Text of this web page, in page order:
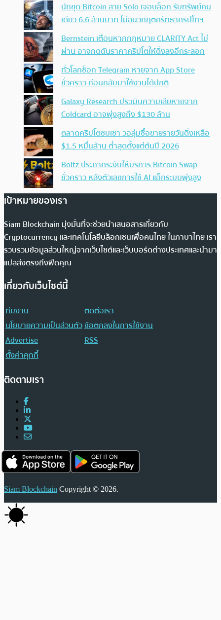
นักขุด Bitcoin สาย Solo เจอบล็อก รับทรัพย์คน
เดียว 6.6 ล้านบาท ไม่สนวิกฤตศรัทธาคริปโทฯ
Bernstein เตือนหากกฎหมาย CLARITY Act ไม่
ผ่าน อาจกดดันราคาคริปโตให้ดิ่งลงอีกระลอก
ทั่วโลกช็อก Telegram หายจาก App Store
ชั่วคราว ก่อนกลับมาใช้งานได้ปกติ
Galaxy Research ประเมินความเสียหายจาก
Coldcard อาจพุ่งสูงถึง $130 ล้าน
ตลาดคริปโตซบเซา วอลุ่มซื้อขายรายวันดิ่งเหลือ
$1.5 หมื่นล้าน ต่ำสุดตั้งแต่ต้นปี 2026
Boltz ประกาศระงับให้บริการ Bitcoin Swap
ชั่วคราว หลังตัวเลขการใช้ AI แฮ็กระบบพุ่งสูง
เป้าหมายของเรา
Siam Blockchain มุ่งมั่นที่จะช่วยนำเสนอสารเกี่ยวกับ
Cryptocurrency และเทคโนโลยีบล็อกเชนเพื่อคนไทย ในภาษาไทย เรา
รวบรวมข้อมูลส่วนใหญ่จากเว็บไซต์และเว็บบอร์ดต่างประเทศและนำมา
แปลส่งตรงถึงฟีดคุณ
เกี่ยวกับเว็บไซต์นี้
ทีมงาน
ติดต่อเรา
นโยบายความเป็นส่วนตัวข้อตกลงในการใช้งาน
Advertise
RSS
ตั้งค่าคุกกี้
ติดตามเรา
Siam Blockchain Copyright © 2026.